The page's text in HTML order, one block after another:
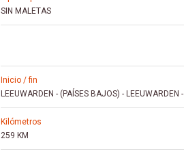
SIN MALETAS
inicio / fin
LEEUWARDEN - (PAÍSES BAJOS) - LEEUWARDEN
kilómetros
259 KM